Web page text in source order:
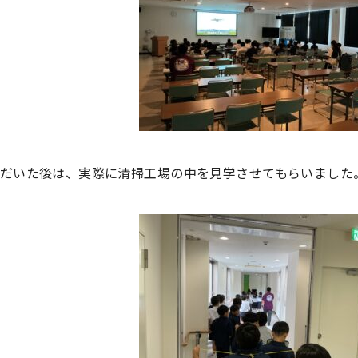
いた後は、実際に清掃工場の中を見学させてもらいました